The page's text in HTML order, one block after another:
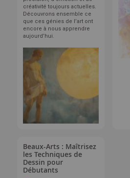
créativité toujours actuelles.
Découvrons ensemble ce
que ces génies de l’art ont
encore à nous apprendre
aujourd’hui.
Beaux-Arts : Maîtrisez
les Techniques de
Dessin pour
Débutants